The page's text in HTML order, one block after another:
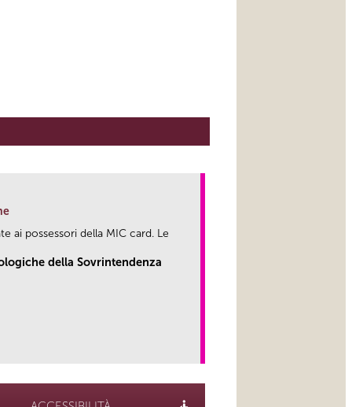
ai possessori della MIC card. Le
della Sovrintendenza